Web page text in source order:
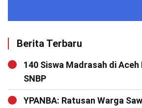
Berita Terbaru
140 Siswa Madrasah di Aceh
SNBP
YPANBA: Ratusan Warga